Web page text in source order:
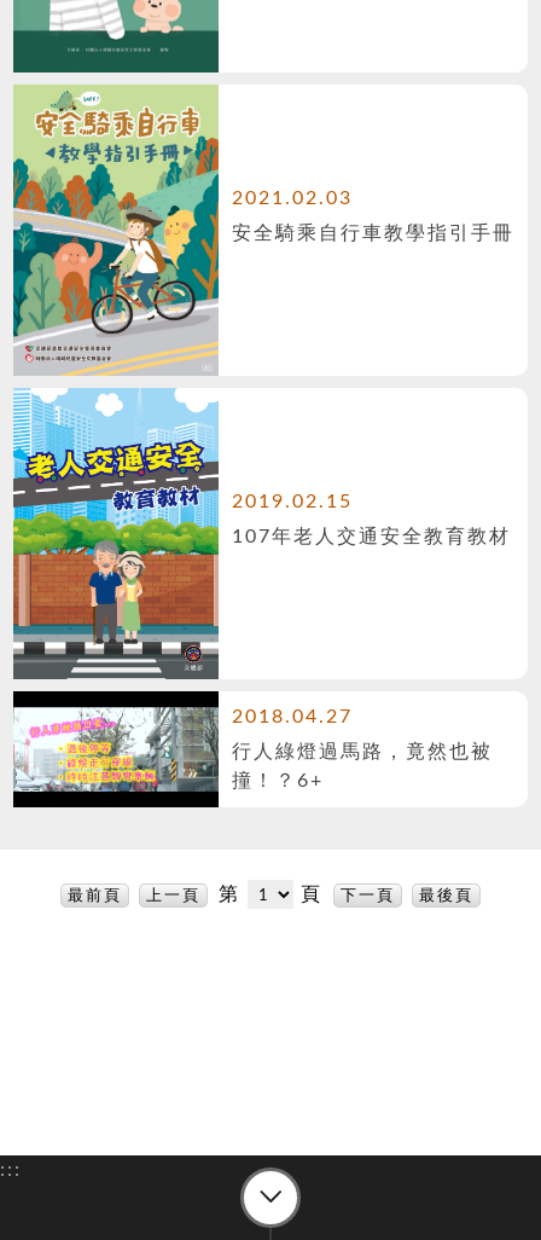
2021.02.03
安全騎乘自行車教學指引手冊
2019.02.15
107年老人交通安全教育教材
2018.04.27
行人綠燈過馬路，竟然也被
撞！？6+
最前頁 上一頁 第 頁 下一頁 最後頁
:::